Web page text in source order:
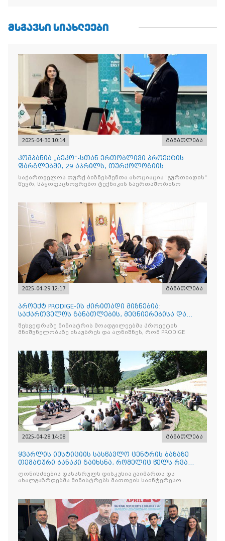
ᲛᲡᲒᲐᲕᲡᲘ ᲡᲘᲐᲮᲚᲔᲔᲑᲘ
2025-04-30 10:14 განათლება
კომპანია „ბეკო“-სთან ერთობლივი პროექტის
ფარგლებში, 29 აპრილს, თურქოლოგიის
მიმართულებისა და თბილისის
საქართველოს თურქ ბიზნესმენთა ასოციაცია "გურთიადის"
წევრ, საყოფაცხოვრებო ტექნიკის საერთაშორისო
2025-04-29 12:17 განათლება
პროექტ PRODIGE-ის ძირითადი მიზნებია:
საქართველოს განათლების, მეცნიერებისა და
ახალგაზრდობის სამინისტრ
შეხვედრაზე მინისტრის მოადგილეებმა პროექტის
მნიშვნელობაზე ისაუბრეს და აღნიშნეს, რომ PRODIGE
2025-04-28 14:08 განათლება
ყვარლის იუსტიციის სასწავლო ცენტრის ბაზაზე
თემატური ბანაკი გაიხსნა, რომელიც წელს რვა
ნაკადად ჩატარდებ
ღონისძიების დასასრულს დისკუსია გაიმართა და
ახალგაზრდებმა მინისტრებს მათთვის საინტერესო